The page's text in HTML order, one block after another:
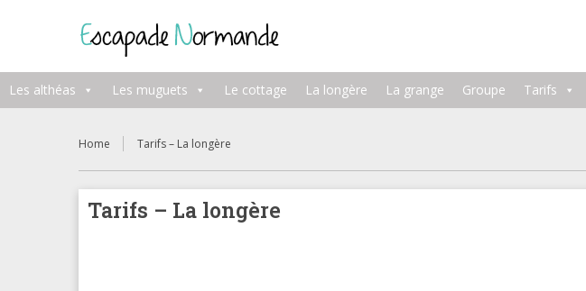
Les althéas Les muguets Le cottage La longère La grange Groupe Tarifs
Home Tarifs – La longère
Tarifs – La longère